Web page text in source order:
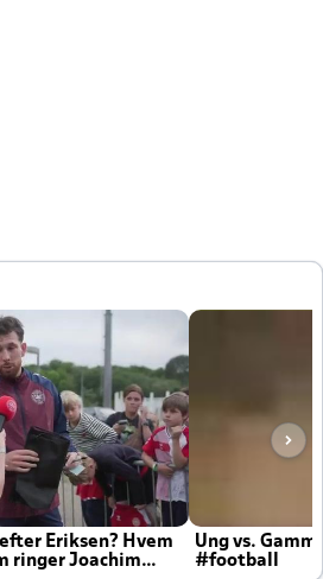
Eriksen? Hvem
ringer Joachim
Ung vs.
#football